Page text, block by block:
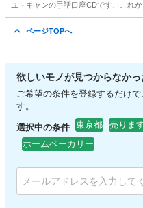
ユ－キャンの手話口座CDです、これ
ページTOPへ
欲しいモノが見つからなかっ
ご希望の条件を登録するだけ
す。
選択中の条件 東京都 売りま
ホームベーカリー